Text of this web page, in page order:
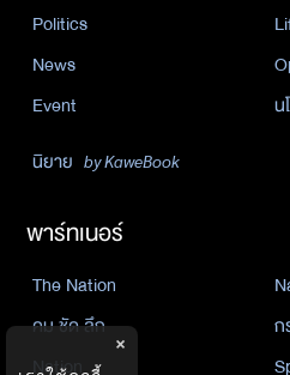
Politics
News
Event
น
นิยาย by KaweBook
พาร์ทเนอร์
The Nation
คม ชัด ลึก
ก
Nation
×